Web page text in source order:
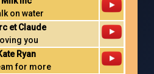
on water
et Claude
you
Ryan
for more